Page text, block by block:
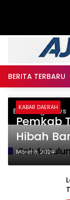
BERITA TERBARU
Breaking News
Berduka
Catur
yang
Sekda
KABAR DAERAH
Pemkab
Hibah
Hasil
Korupsi
Maret 8, 2024